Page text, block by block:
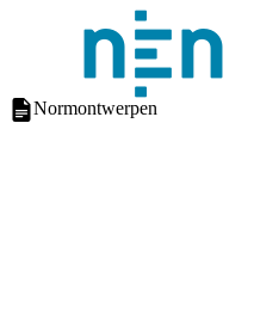
Normontwerpen